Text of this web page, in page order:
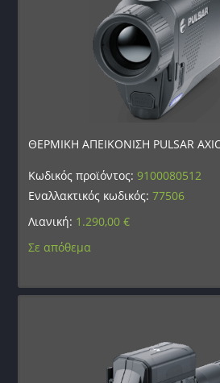
ΘΕΡΜΙΚΗ ΑΠΕΙΚΟΝΙΣΗ PULSAR
Κωδικός προϊόντος:9100080512
Εναλλακτικός κωδικός:77506
Λιανική: 1.290,00€
Σε απόθεμα